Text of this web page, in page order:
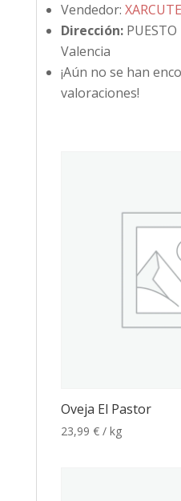
Vendedor:
Dirección: PUESTO
Valencia
¡Aún no se han
valoraciones!
Oveja El Pastor
23,99 € / kg